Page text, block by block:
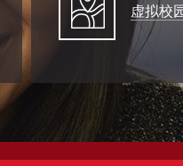
虚拟校